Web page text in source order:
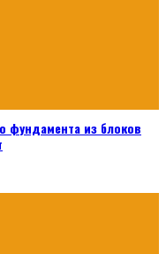
фундамента из блоков